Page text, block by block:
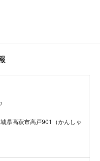
県高萩市高戸901（かんしゃ